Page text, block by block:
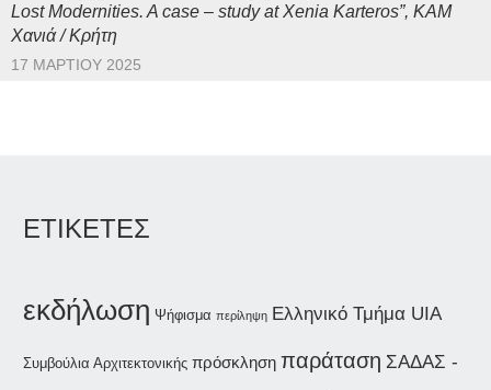
Lost Modernities. A case – study at Xenia Karteros”, ΚΑΜ
Χανιά / Κρήτη
17 ΜΑΡΤΊΟΥ 2025
ΕΤΙΚΕΤΕΣ
εκδήλωση Ψήφισμα περίληψη Ελληνικό Τμήμα UIA
Συμβούλια Αρχιτεκτονικής πρόσκληση παράταση ΣΑΔΑΣ -